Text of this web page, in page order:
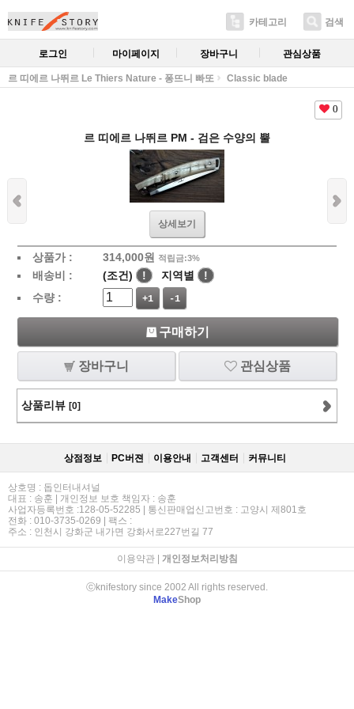
카테고리 검색
로그인 마이페이지 장바구니 관심상품
르 띠에르 나뛰르 Le Thiers Nature - 퐁뜨니 빠또 Classic blade
0
르 띠에르 나뛰르 PM - 검은 수양의 뿔
상세보기
상품가 : 314,000원 적립금:3%
배송비 : (조건) ! 지역별
!
수량 :
+1 -1
구매하기
장바구니 관심상품
상품리뷰 [0]
상점정보 PC버젼 이용안내 고객센터 커뮤니티
상호명 : 돕인터내셔널
대표 : 송훈 | 개인정보 보호 책임자 : 송훈
사업자등록번호 :128-05-52285 | 통신판매업신고번호 : 고양시 제801호
전화 : 010-3735-0269 | 팩스 :
주소 : 인천시 강화군 내가면 강화서로227번길 77
이용약관| 개인정보처리방침
ⓒknifestory since 2002 All rights reserved.
MakeShop